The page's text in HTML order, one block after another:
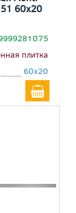
60x20
плитка
60x20